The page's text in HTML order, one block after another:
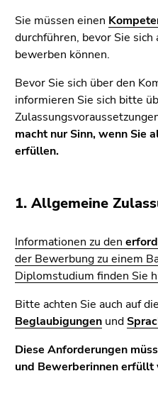
Sie diesen
Link.
Inhalt
(Zugriffstaste
1)
Zur
Positionsanzeige
Zur
(Zugriffstaste
3)
Zur
(Zugriffstaste
4)
den
Zusatzinformationen
Sie müssen einen
durchführen, bevor Sie
bewerben können.
Bevor Sie sich über den
informieren Sie sich bitte
macht nur Sinn, wenn Sie
erfüllen.
1. Allgemeine
Informationen zu den
der Bewerbung zu einem
Diplomstudium finden Sie
Bitte achten Sie auch auf
Beglaubigungen und
Diese Anforderungen
und Bewerberinnen erfüllt